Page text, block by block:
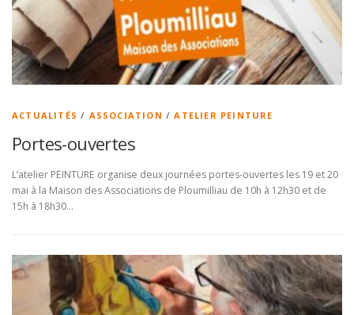
ACTUALITÉS / ASSOCIATION /ATELIER PEINTURE
Portes-ouvertes
L’atelier PEINTURE organise deux journées portes-ouvertes les 19 et 20
mai à la Maison des Associations de Ploumilliau de 10h à 12h30 et de
15h à 18h30…